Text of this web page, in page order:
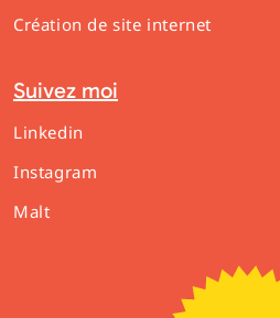
Création de site internet
Suivez moi
Linkedin
Instagram
Malt